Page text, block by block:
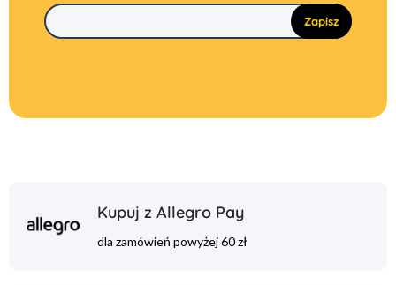
Kupuj z Allegro Pay
dla zamówień powyżej 60 zł